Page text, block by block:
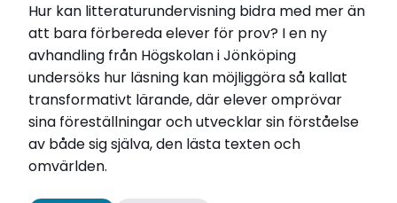
Hur kan litteraturundervisning bidra med mer än
att bara förbereda elever för prov? I en ny
avhandling från Högskolan i Jönköping
undersöks hur läsning kan möjliggöra så kallat
transformativt lärande, där elever omprövar
sina föreställningar och utvecklar sin förståelse
av både sig själva, den lästa texten och
omvärlden.